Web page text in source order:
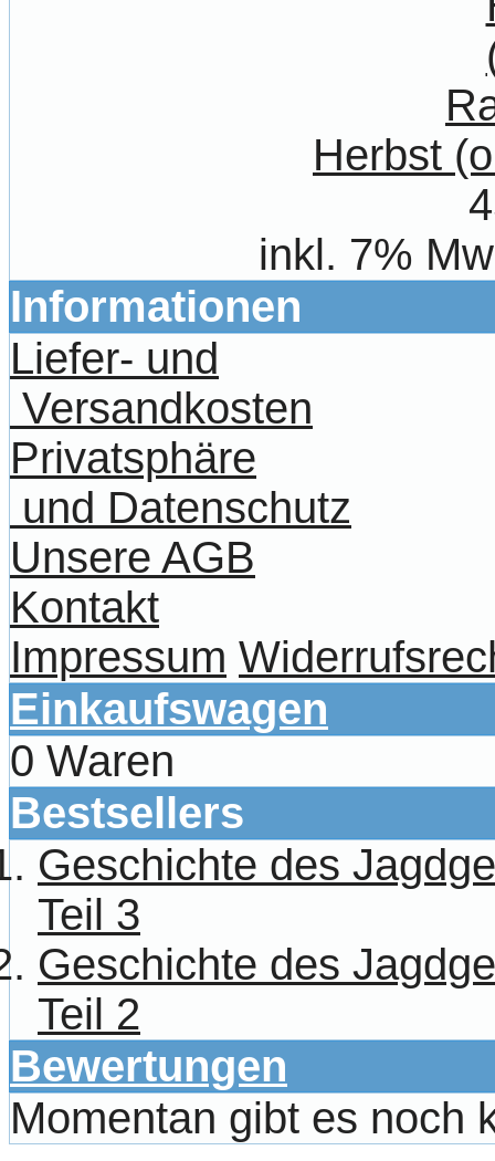
Herbst
inkl. 7%
Informationen
Liefer- und
Versandkosten
Privatsphäre
und Datenschutz
Unsere AGB
Kontakt
Impressum
Einkaufswagen
0 Waren
Bestsellers
Geschichte des
Teil 3
Geschichte des
Teil 2
Bewertungen
Momentan gibt es noch